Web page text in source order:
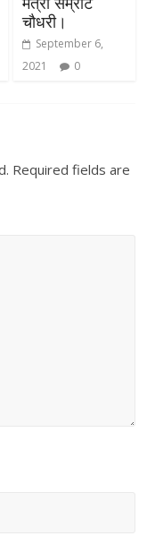
चौधरी।
September 6,
2021
0
Required fields are